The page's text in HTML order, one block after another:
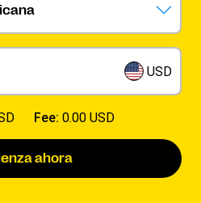
USD
Fee: 0.00 USD
ahora